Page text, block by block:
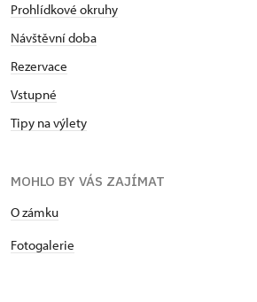
Prohlídkové okruhy
Návštěvní doba
Rezervace
Vstupné
Tipy na výlety
MOHLO BY VÁS ZAJÍMAT
O zámku
Fotogalerie